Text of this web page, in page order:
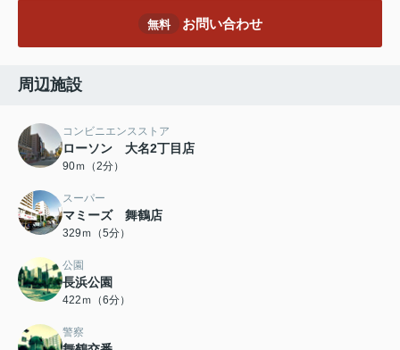
無料 お問い合わせ
周辺施設
コンビニエンスストア
ローソン 大名2丁目店
90ｍ（2分）
スーパー
マミーズ 舞鶴店
329ｍ（5分）
公園
長浜公園
422ｍ（6分）
警察